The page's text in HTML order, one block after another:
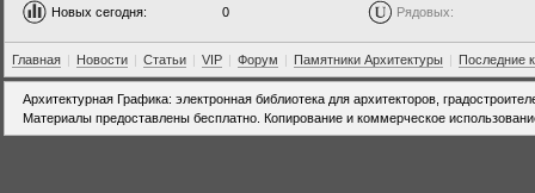
Новых сегодня:
0
Рядовых:
Главная | Новости | Статьи | VIP | Форум | Памятники Архитектуры | Последние
Архитектурная Графика: электронная библиотека для архитекторов,
Материалы предоставлены бесплатно. Копирование и коммерческое